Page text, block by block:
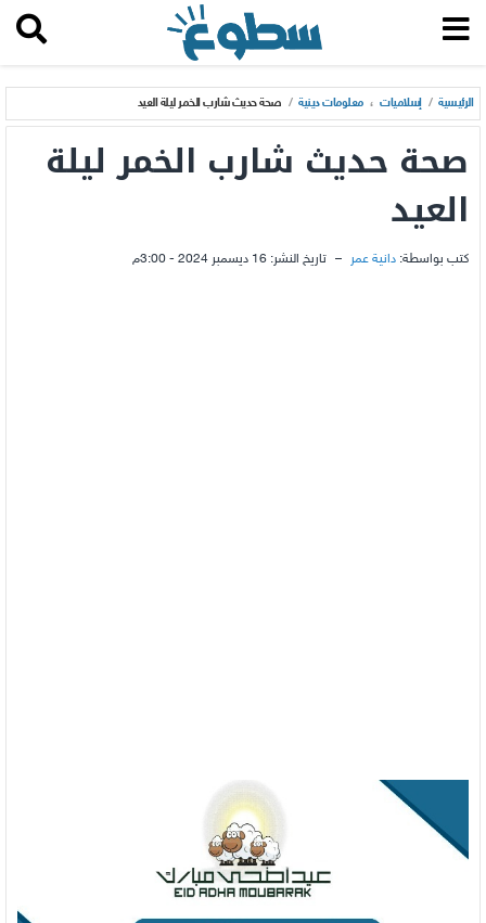
الرئيسية / إسلاميات ، معلومات دينية / صحة حديث شارب الخمر ليلة العيد
صحة حديث شارب الخمر ليلة
العيد
كتب بواسطة: دانية عمر – تاريخ النشر: 16 ديسمبر 2024 - 3:00م